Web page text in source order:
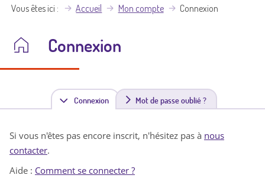
Vous êtes ici Accueil Mon compte Connexion
Connexion
Connexion(
n
Mot de passe oublié ?
Si vous n'êtes pas encore inscrit, n'hésitez pas à nous
contacter.
Aide : Comment se connecter ?